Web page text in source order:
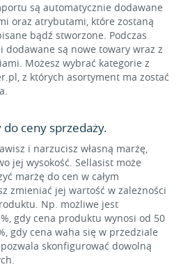
są automatycznie dodawane
oraz atrybutami, które zostaną
bądź stworzone. Podczas
dodawane są nowe towary wraz z
Możesz wybrać kategorie z
z których asortyment ma zostać
ceny sprzedaży.
i narzucisz własną marżę,
jej wysokość. Sellasist może
marżę do cen w całym
zmieniać jej wartość w zależności
Np. możliwe jest
gdy cena produktu wynosi od 50
gdy cena waha się w przedziale
pozwala skonfigurować dowolną